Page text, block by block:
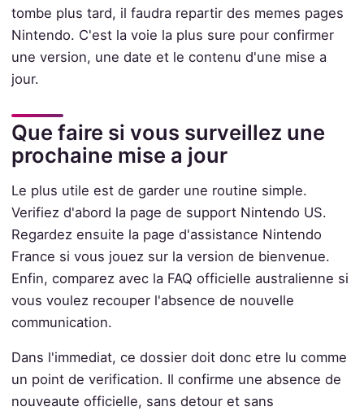
tombe plus tard, il faudra repartir des memes pages
Nintendo. C'est la voie la plus sure pour confirmer
une version, une date et le contenu d'une mise a
jour.
Que faire si vous surveillez une
prochaine mise a jour
Le plus utile est de garder une routine simple.
Verifiez d'abord la page de support Nintendo US.
Regardez ensuite la page d'assistance Nintendo
France si vous jouez sur la version de bienvenue.
Enfin, comparez avec la FAQ officielle australienne si
vous voulez recouper l'absence de nouvelle
communication.
Dans l'immediat, ce dossier doit donc etre lu comme
un point de verification. Il confirme une absence de
nouveaute officielle, sans detour et sans